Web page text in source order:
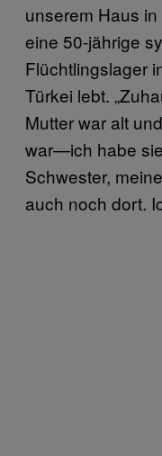
unserem Haus
eine 50-jährige
Flüchtlingslager
Türkei lebt.
Mutter war alt
war—ich habe
Schwester,
auch noch dort.